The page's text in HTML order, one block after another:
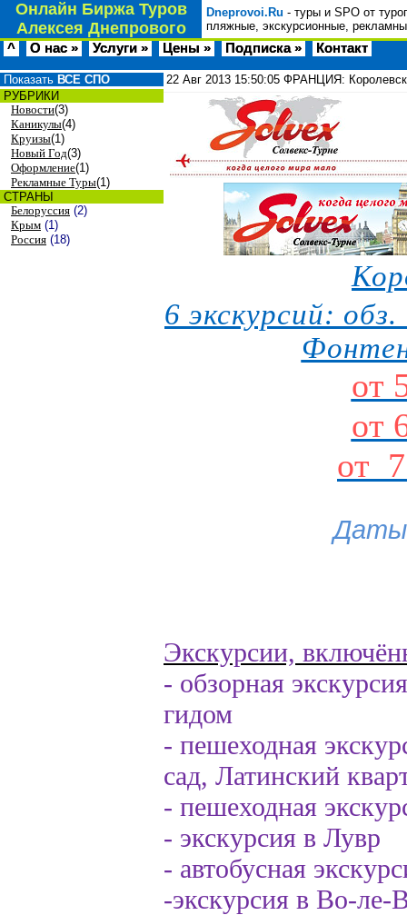
Онлайн Биржа Туров
Алексея Днепрового
Dneprovoi.Ru - туры и SPO от
пляжные, экскурсионные,
^ О нас » Услуги » Цены » Подписка » Контакт
Показать ВСЕ СПО
РУБРИКИ
Новости(3)
Каникулы(4)
Круизы(1)
Новый Год(3)
Оформление(1)
Рекламные Туры(1)
СТРАНЫ
Белоруссия (2)
Крым (1)
Россия (18)
22 Авг 2013 15:50:05 ФРАНЦИЯ:
6 экскурсий:
от
от
от
Даты
Экскурсии,
- обзорная
гидом
- пешеходная
сад, Латинский
- пешеходная
- экскурсия в Лувр
- автобусная
-экскурсия в Во-ле-